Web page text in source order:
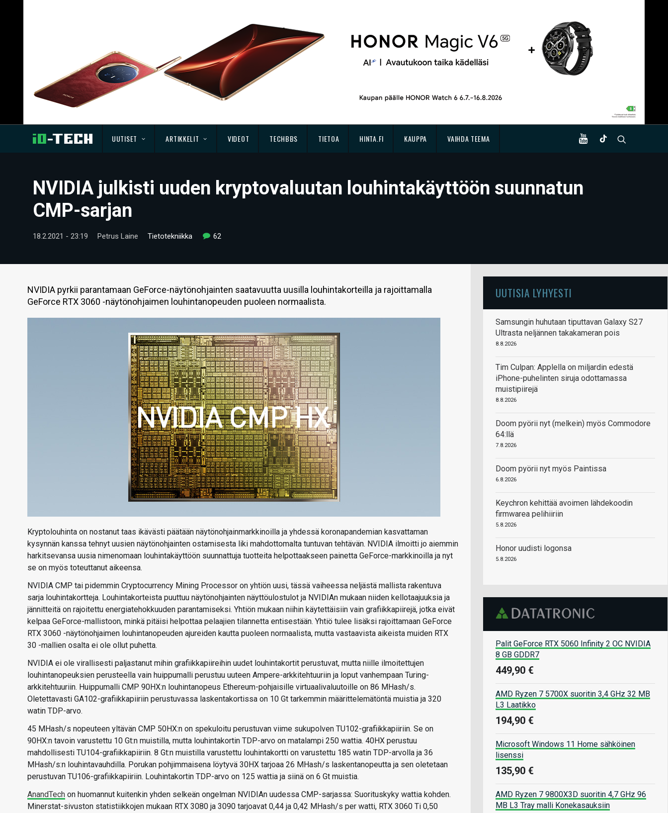
UUTISET ARTIKKELIT VIDEOT TECHBBS TIETOA HINTA.FI KAUPPA VAIHDA TEEMA
NVIDIA julkisti uuden kryptovaluutan louhintakäyttöön suunnatun
CMP-sarjan
18.2.2021 - 23:19 Petrus Laine Tietotekniikka 62
NVIDIA pyrkii parantamaan GeForce-näytönohjainten saatavuutta uusilla louhintakorteilla ja rajoittamalla
GeForce RTX 3060 -näytönohjaimen louhintanopeuden puoleen normaalista.
Kryptolouhinta on nostanut taas ikävästi päätään näytönohjainmarkkinoilla ja yhdessä koronapandemian kasvattaman
kysynnän kanssa tehnyt uusien näytönohjainten ostamisesta liki mahdottomalta tuntuvan tehtävän. NVIDIA ilmoitti jo aiemmin
harkitsevansa uusia nimenomaan louhintakäyttöön suunnattuja tuotteita helpottaakseen painetta GeForce-markkinoilla ja nyt
se on myös toteuttanut aikeensa.
NVIDIA CMP tai pidemmin Cryptocurrency Mining Processor on yhtiön uusi, tässä vaiheessa neljästä mallista rakentuva
sarja louhintakortteja. Louhintakorteista puuttuu näytönohjainten näyttöulostulot ja NVIDIAn mukaan niiden kellotaajuuksia ja
jännitteitä on rajoitettu energiatehokkuuden parantamiseksi. Yhtiön mukaan niihin käytettäisiin vain grafiikkapiirejä, jotka eivät
kelpaa GeForce-mallistoon, minkä pitäisi helpottaa pelaajien tilannetta entisestään. Yhtiö tulee lisäksi rajoittamaan GeForce
RTX 3060 -näytönohjaimen louhintanopeuden ajureiden kautta puoleen normaalista, mutta vastaavista aikeista muiden RTX
30 -mallien osalta ei ole ollut puhetta.
NVIDIA ei ole virallisesti paljastanut mihin grafiikkapiireihin uudet louhintakortit perustuvat, mutta niille ilmoitettujen
louhintanopeuksien perusteella vain huippumalli perustuu uuteen Ampere-arkkitehtuuriin ja loput vanhempaan Turing-
arkkitehtuuriin. Huippumalli CMP 90HX:n louhintanopeus Ethereum-pohjaisille virtuaalivaluutoille on 86 MHash/s.
Oletettavasti GA102-grafiikkapiiriin perustuvassa laskentakortissa on 10 Gt tarkemmin määrittelemätöntä muistia ja 320
watin TDP-arvo.
45 MHash/s nopeuteen yltävän CMP 50HX:n on spekuloitu perustuvan viime sukupolven TU102-grafiikkapiiriin. Se on
90HX:n tavoin varustettu 10 Gt:n muistilla, mutta louhintakortin TDP-arvo on matalampi 250 wattia. 40HX perustuu
mahdollisesti TU104-grafiikkapiiriin. 8 Gt:n muistilla varustettu louhintakortti on varustettu 185 watin TDP-arvolla ja 36
MHash/s:n louhintavauhdilla. Porukan pohjimmaisena löytyvä 30HX tarjoaa 26 MHash/s laskentanopeutta ja sen oletetaan
perustuvan TU106-grafiikkapiiriin. Louhintakortin TDP-arvo on 125 wattia ja siinä on 6 Gt muistia.
AnandTech on huomannut kuitenkin yhden selkeän ongelman NVIDIAn uudessa CMP-sarjassa: Suorituskyky wattia kohden.
Minerstat-sivuston statistiikkojen mukaan RTX 3080 ja 3090 tarjoavat 0,44 ja 0,42 MHash/s per watti, RTX 3060 Ti 0,50
UUTISIA LYHYESTI
Samsungin huhutaan tiputtavan Galaxy S27
Ultrasta neljännen takakameran pois
8.8.2026
Tim Culpan: Applella on miljardin edestä
iPhone-puhelinten siruja odottamassa
muistipiirejä
8.8.2026
Doom pyörii nyt (melkein) myös Commodore
64:llä
7.8.2026
Doom pyörii nyt myös Paintissa
6.8.2026
Keychron kehittää avoimen lähdekoodin
firmwarea pelihiiriin
5.8.2026
Honor uudisti logonsa
5.8.2026
Palit GeForce RTX 5060 Infinity 2 OC NVIDIA
8 GB GDDR7
449,90 €
AMD Ryzen 7 5700X suoritin 3,4 GHz 32 MB
L3 Laatikko
194,90 €
Microsoft Windows 11 Home sähköinen
lisenssi
135,90 €
AMD Ryzen 7 9800X3D suoritin 4,7 GHz 96
MB L3 Tray malli Konekasauksiin